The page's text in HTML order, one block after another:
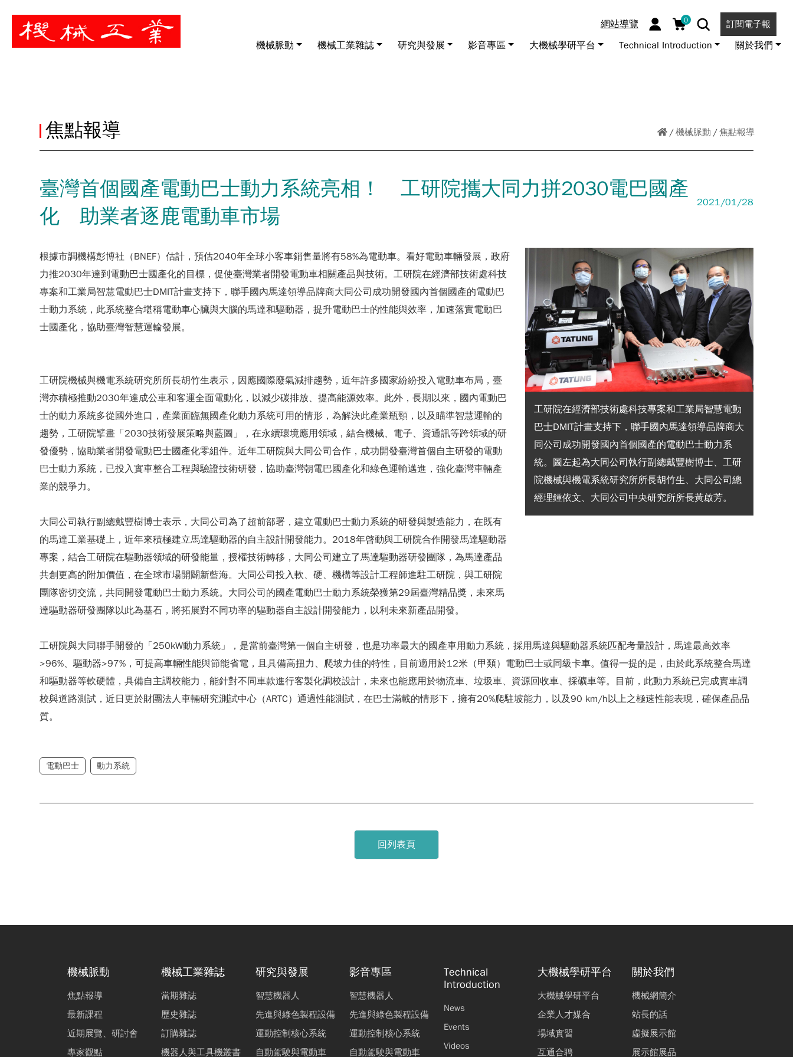
網站導覽 0 訂閱電子報
機械脈動 機械工業雜誌 研究與發展 影音專區 大機械學研平台 Technical Introduction 關於我們
暫停
機械脈動 焦點報導
焦點報導
臺灣首個國產電動巴士動力系統亮相！ 工研院攜大同力拼2030電巴國產
化 助業者逐鹿電動車市場
2021/01/28
根據市調機構彭博社（BNEF）估計，預估2040年全球小客車銷售量將有58%為電動車。看好電動車輛發展，政府
力推2030年達到電動巴士國產化的目標，促使臺灣業者開發電動車相關產品與技術。工研院在經濟部技術處科技
專案和工業局智慧電動巴士DMIT計畫支持下，聯手國內馬達領導品牌商大同公司成功開發國內首個國產的電動巴
士動力系統，此系統整合堪稱電動車心臟與大腦的馬達和驅動器，提升電動巴士的性能與效率，加速落實電動巴
士國產化，協助臺灣智慧運輸發展。
工研院機械與機電系統研究所所長胡竹生表示，因應國際廢氣減排趨勢，近年許多國家紛紛投入電動車布局，臺
灣亦積極推動2030年達成公車和客運全面電動化，以減少碳排放、提高能源效率。此外，長期以來，國內電動巴
士的動力系統多從國外進口，產業面臨無國產化動力系統可用的情形，為解決此產業瓶頸，以及瞄準智慧運輸的
趨勢，工研院擘畫「2030技術發展策略與藍圖」，在永續環境應用領域，結合機械、電子、資通訊等跨領域的研
發優勢，協助業者開發電動巴士國產化零組件。近年工研院與大同公司合作，成功開發臺灣首個自主研發的電動
巴士動力系統，已投入實車整合工程與驗證技術研發，協助臺灣朝電巴國產化和綠色運輸邁進，強化臺灣車輛產
業的競爭力。
大同公司執行副總戴豐樹博士表示，大同公司為了超前部署，建立電動巴士動力系統的研發與製造能力，在既有
的馬達工業基礎上，近年來積極建立馬達驅動器的自主設計開發能力。2018年啓動與工研院合作開發馬達驅動器
專案，結合工研院在驅動器領域的研發能量，授權技術轉移，大同公司建立了馬達驅動器研發團隊，為馬達產品
共創更高的附加價值，在全球市場開闢新藍海。大同公司投入軟、硬、機構等設計工程師進駐工研院，與工研院
團隊密切交流，共同開發電動巴士動力系統。大同公司的國產電動巴士動力系統榮獲第29屆臺灣精品獎，未來馬
達驅動器研發團隊以此為基石，將拓展對不同功率的驅動器自主設計開發能力，以利未來新產品開發。
工研院在經濟部技術處科技專案和工業局智慧電動
巴士DMIT計畫支持下，聯手國內馬達領導品牌商大
同公司成功開發國內首個國產的電動巴士動力系
統。圖左起為大同公司執行副總戴豐樹博士、工研
院機械與機電系統研究所所長胡竹生、大同公司總
經理鍾依文、大同公司中央研究所所長黃啟芳。
工研院與大同聯手開發的「250kW動力系統」，是當前臺灣第一個自主研發，也是功率最大的國產車用動力系統，採用馬達與驅動器系統匹配考量設計，馬達最高效率
>96%、驅動器>97%，可提高車輛性能與節能省電，且具備高扭力、爬坡力佳的特性，目前適用於12米（甲類）電動巴士或同級卡車。值得一提的是，由於此系統整合馬達
和驅動器等軟硬體，具備自主調校能力，能針對不同車款進行客製化調校設計，未來也能應用於物流車、垃圾車、資源回收車、採礦車等。目前，此動力系統已完成實車調
校與道路測試，近日更於財團法人車輛研究測試中心（ARTC）通過性能測試，在巴士滿載的情形下，擁有20%爬駐坡能力，以及90 km/h以上之極速性能表現，確保產品品
質。
電動巴士 動力系統
回列表頁
機械脈動
焦點報導
最新課程
近期展覽、研討會
專家觀點
機械工業雜誌
當期雜誌
歷史雜誌
訂購雜誌
機器人與工具機叢書
研究與發展
智慧機器人
先進與綠色製程設備
運動控制核心系統
自動駕駛與電動車
影音專區
智慧機器人
先進與綠色製程設備
運動控制核心系統
自動駕駛與電動車
Technical
Introduction
News
Events
Videos
大機械學研平台
大機械學研平台
企業人才媒合
場域實習
互通合聘
關於我們
機械網簡介
站長的話
虛擬展示館
展示館展品